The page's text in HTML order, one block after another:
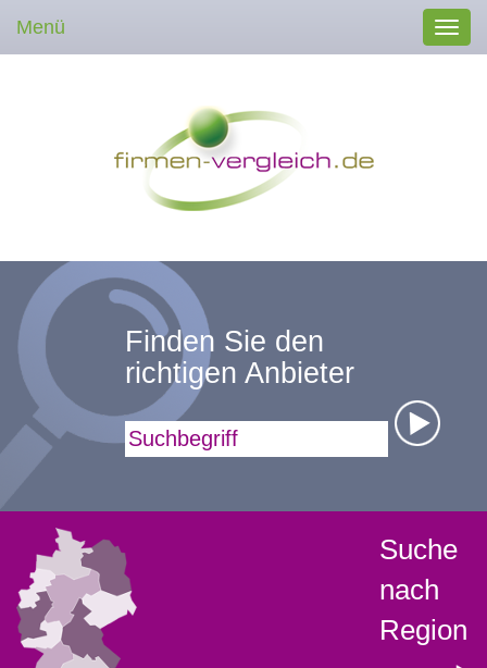
Menü
Finden Sie den
richtigen Anbieter
Suchbegriff
Suche
nach
Region